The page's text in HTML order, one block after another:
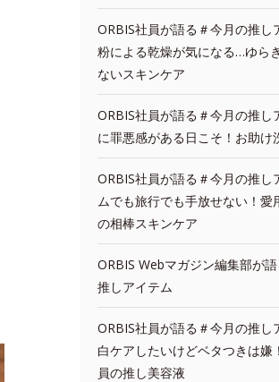
ORBIS社員が語る＃今月の推し
粉による乾燥が気になる…ゆら
ないスキンケア
ORBIS社員が語る＃今月の推し
に罪悪感がある日こそ！お助け
ORBIS社員が語る＃今月の推し
ムでも旅行でも手放せない！愛
の相棒スキンケア
ORBIS Webマガジン編集部が
推しアイテム
ORBIS社員が語る＃今月の推し
白ケアしたいけどベタつきは嫌
員の推し美容液